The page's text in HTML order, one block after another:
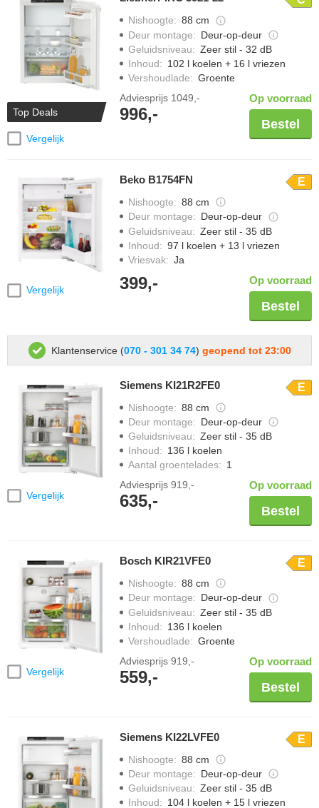
Top Deals
Vergelijk
Nishoogte: 88 cm
Deur montage: Deur-op-deur
Geluidsniveau: Zeer stil - 32 dB
Inhoud: 102 l koelen + 16 l vriezen
Vershoudlade: Groente
Adviesprijs 1049,-
996,-
Op voorraad
Bestel
Vergelijk
Beko B1754FN E
Nishoogte: 88 cm
Deur montage: Deur-op-deur
Geluidsniveau: Zeer stil - 35 dB
Inhoud: 97 l koelen + 13 l vriezen
Vriesvak: Ja
399,- Op voorraad
Bestel
Klantenservice (070 - 301 34 74) geopend tot 23:00
Vergelijk
Siemens KI21R2FE0 E
Nishoogte: 88 cm
Deur montage: Deur-op-deur
Geluidsniveau: Zeer stil - 35 dB
Inhoud: 136 l koelen
Aantal groentelades: 1
Adviesprijs 919,-
635,-
Op voorraad
Bestel
Vergelijk
Bosch KIR21VFE0 E
Nishoogte: 88 cm
Deur montage: Deur-op-deur
Geluidsniveau: Zeer stil - 35 dB
Inhoud: 136 l koelen
Vershoudlade: Groente
Adviesprijs 919,-
559,-
Op voorraad
Bestel
Siemens KI22LVFE0 E
Nishoogte: 88 cm
Deur montage: Deur-op-deur
Geluidsniveau: Zeer stil - 35 dB
Inhoud: 104 l koelen + 15 l vriezen